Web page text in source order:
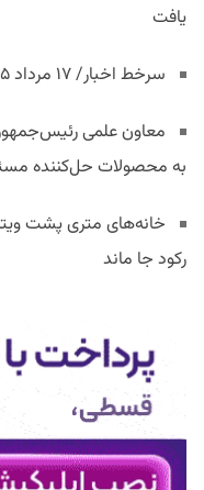
یافت
سرخط اخبار/ ۱۷ مرداد ۱۴۰۵
معاون علمی
به محصولات حل‌کننده
خانه‌های متری پشت
رکود جا ماند